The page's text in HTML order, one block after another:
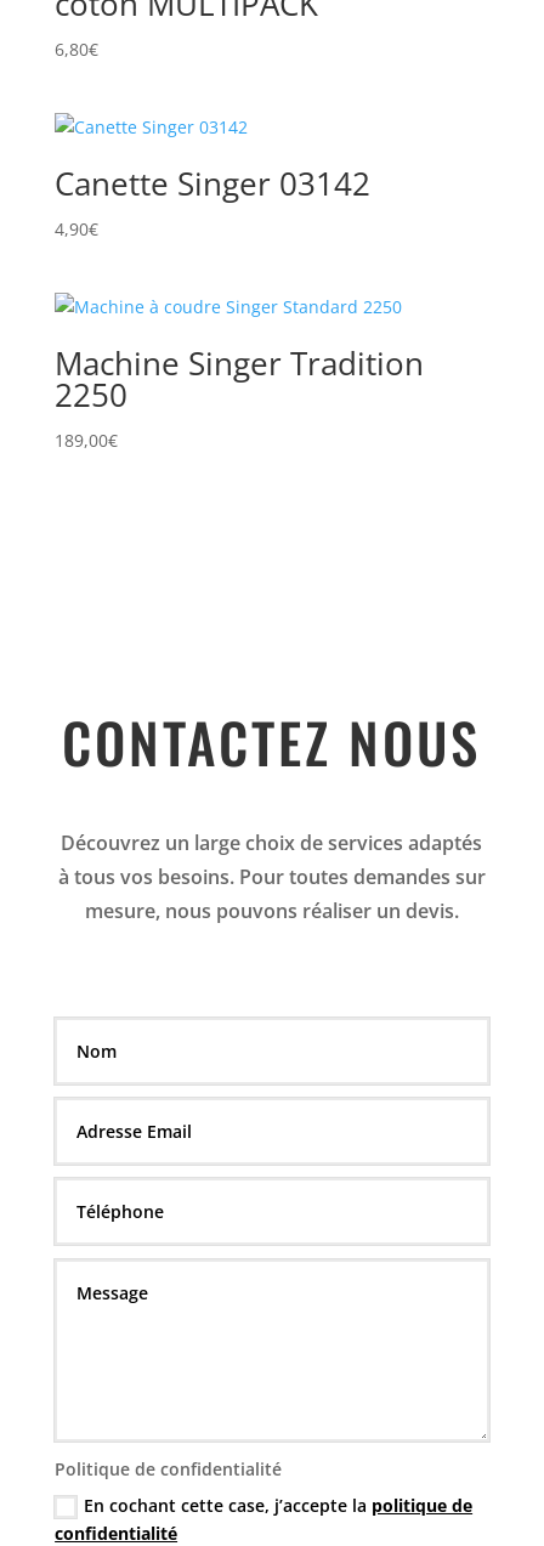
6,80€
Canette Singer 03142
4,90€
Machine Singer Tradition
2250
189,00€
CONTACTEZ NOUS
Découvrez un large choix de services adaptés
à tous vos besoins. Pour toutes demandes sur
mesure, nous pouvons réaliser un devis.
Politique de confidentialité
En cochant cette case, j’accepte la politique de
confidentialité